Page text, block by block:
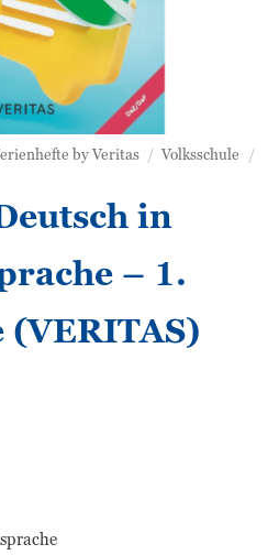
by Veritas / Volksschule /
in
– 1.
(VERITAS)